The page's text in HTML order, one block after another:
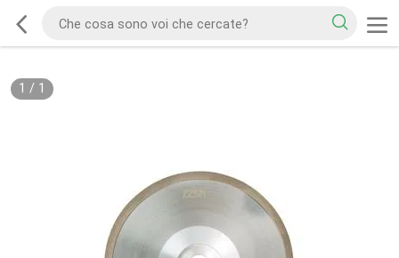
1 / 1